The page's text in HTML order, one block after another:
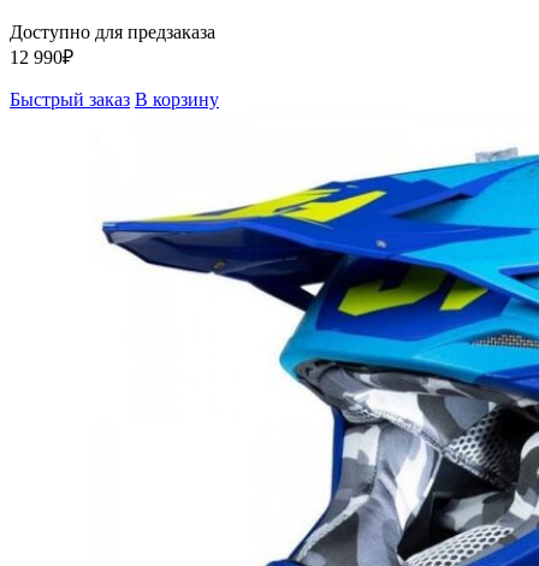
Доступно для предзаказа
12 990₽
Быстрый заказ В корзину